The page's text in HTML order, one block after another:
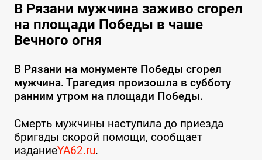
В Рязани мужчина заживо сгорел
на площади Победы в чаше
Вечного огня
В Рязани на монументе Победы сгорел
мужчина. Трагедия произошла в субботу
ранним утром на площади Победы.
Смерть мужчины наступила до приезда
бригады скорой помощи, сообщает
изданиеYA62.ru.